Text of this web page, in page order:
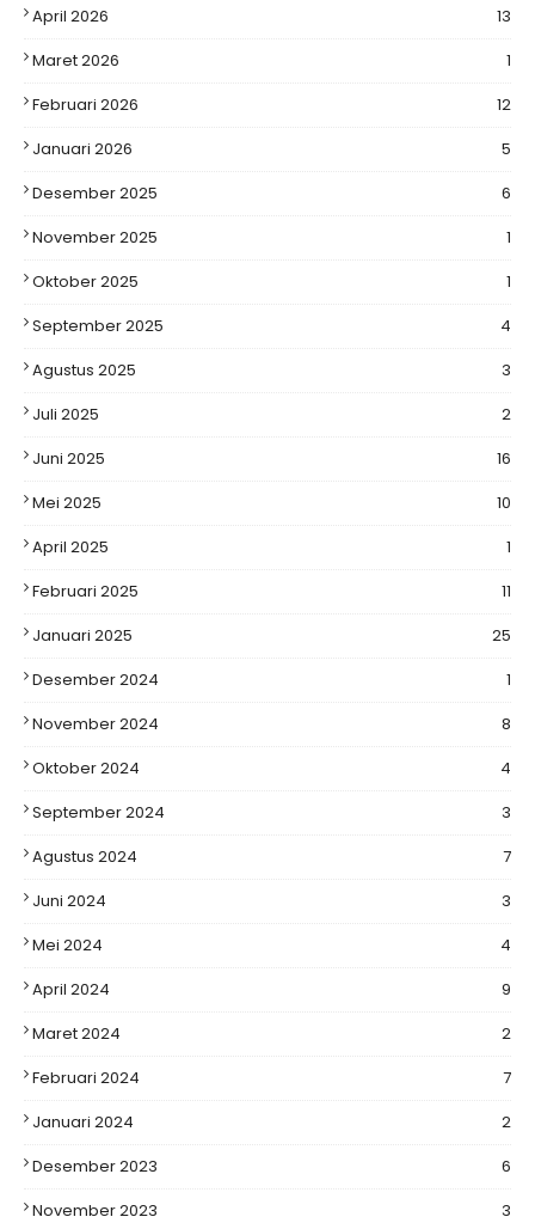
April 2026
13
Maret 2026
1
Februari 2026
12
Januari 2026
5
Desember 2025
6
November 2025
1
Oktober 2025
1
September 2025
4
Agustus 2025
3
Juli 2025
2
Juni 2025
16
Mei 2025
10
April 2025
1
Februari 2025
11
Januari 2025
25
Desember 2024
1
November 2024
8
Oktober 2024
4
September 2024
3
Agustus 2024
7
Juni 2024
3
Mei 2024
4
April 2024
9
Maret 2024
2
Februari 2024
7
Januari 2024
2
Desember 2023
6
November 2023
3